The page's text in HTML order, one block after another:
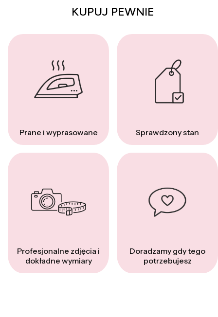
KUPUJ PEWNIE
Prane i wyprasowane Sprawdzony stan
Profesjonalne zdjęcia i
dokładne wymiary
Doradzamy gdy tego
potrzebujesz